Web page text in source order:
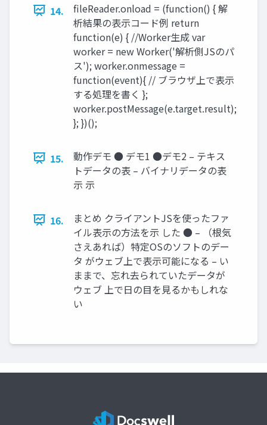
14.
fileReader.onload = (function() { 解
析結果の表示コード例 return
function(e) { //Worker生成 var
worker = new Worker('解析側JSのパ
ス'); worker.onmessage =
function(event){ // ブラウザ上で表示
する処理を書く };
worker.postMessage(e.target.result);
}; })();
15.
動作デモ ● デモ1 ●デモ2 – テキス
トデータの表 – バイナリデータの表
示 示
16.
まとめ クライアントJSを使ったファ
イル表示の方法を示 した ● – （根気
さえあれば）特定OSのソフトのデー
タ がウェブ上で表示可能になる – い
ままで、忘れ去られていたデータが
ウェブ 上で日の目を見るかもしれな
い